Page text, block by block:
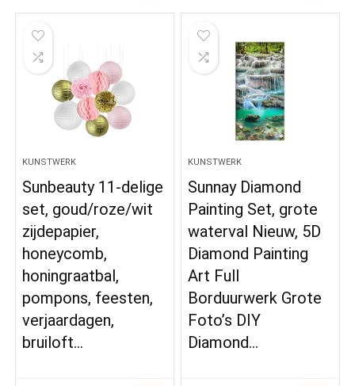
KUNSTWERK
Sunbeauty 11-delige
set, goud/roze/wit
zijdepapier,
honeycomb,
honingraatbal,
pompons, feesten,
verjaardagen,
bruiloft…
KUNSTWERK
Sunnay Diamond
Painting Set, grote
waterval Nieuw, 5D
Diamond Painting
Art Full
Borduurwerk Grote
Foto’s DIY
Diamond…